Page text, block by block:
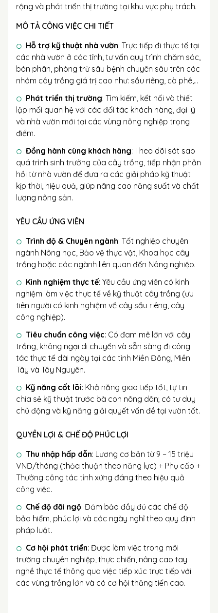
rộng và phát triển thị trường tại khu vực phụ trách.
MÔ TẢ CÔNG VIỆC CHI TIẾT
Hỗ trợ kỹ thuật nhà vườn: Trực tiếp đi thực tế tại
các nhà vườn ở các tỉnh, tư vấn quy trình chăm sóc,
bón phân, phòng trừ sâu bệnh chuyên sâu trên các
nhóm cây trồng giá trị cao như: sầu riêng, cà phê,...
Phát triển thị trường: Tìm kiếm, kết nối và thiết
lập mối quan hệ với các đối tác khách hàng, đại lý
và nhà vườn mới tại các vùng nông nghiệp trọng
điểm.
Đồng hành cùng khách hàng: Theo dõi sát sao
quá trình sinh trưởng của cây trồng, tiếp nhận phản
hồi từ nhà vườn để đưa ra các giải pháp kỹ thuật
kịp thời, hiệu quả, giúp nâng cao năng suất và chất
lượng nông sản.
YÊU CẦU ỨNG VIÊN
Trình độ & Chuyên ngành: Tốt nghiệp chuyên
ngành Nông học, Bảo vệ thực vật, Khoa học cây
trồng hoặc các ngành liên quan đến Nông nghiệp.
Kinh nghiệm thực tế: Yêu cầu ứng viên có kinh
nghiệm làm việc thực tế về kỹ thuật cây trồng (ưu
tiên người có kinh nghiệm về cây sầu riêng, cây
công nghiệp).
Tiêu chuẩn công việc: Có đam mê lớn với cây
trồng, không ngại di chuyển và sẵn sàng đi công
tác thực tế dài ngày tại các tỉnh Miền Đông, Miền
Tây và Tây Nguyên.
Kỹ năng cốt lõi: Khả năng giao tiếp tốt, tự tin
chia sẻ kỹ thuật trước bà con nông dân; có tư duy
chủ động và kỹ năng giải quyết vấn đề tại vườn tốt.
QUYỀN LỢI & CHẾ ĐỘ PHÚC LỢI
Thu nhập hấp dẫn: Lương cơ bản từ 9 – 15 triệu
VNĐ/tháng (thỏa thuận theo năng lực) + Phụ cấp +
Thưởng công tác tỉnh xứng đáng theo hiệu quả
công việc.
Chế độ đãi ngộ: Đảm bảo đầy đủ các chế độ
bảo hiểm, phúc lợi và các ngày nghỉ theo quy định
pháp luật.
Cơ hội phát triển: Được làm việc trong môi
trường chuyên nghiệp, thực chiến, nâng cao tay
nghề thực tế thông qua việc tiếp xúc trực tiếp với
các vùng trồng lớn và có cơ hội thăng tiến cao.